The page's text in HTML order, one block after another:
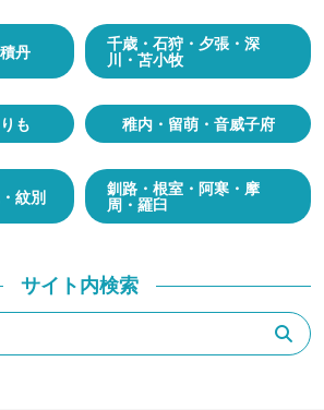
丹 千歳・石狩・夕張・深
川・苫小牧
も 稚内・留萌・音威子府
紋別 釧路・根室・阿寒・摩
周・羅臼
サイト内検索